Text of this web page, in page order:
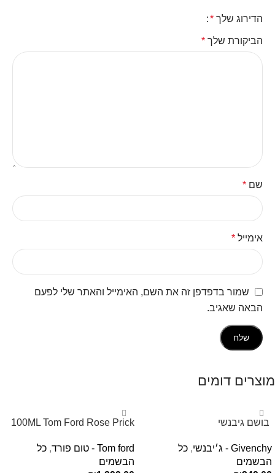
הדירוג שלך *
הביקורת שלך *
שם *
אימייל *
שמור בדפדפן זה את השם, האימייל והאתר שלי לפעם
הבאה שאגיב.
מוצרים דומים
‏ בושם גיבנשי
E.D.P 80ml ‏
Givenchy - ג׳יבנשי , כל
הבשמים
100ML Tom Ford Rose Prick
Tom ford - טום פורד
, כל
הבשמים